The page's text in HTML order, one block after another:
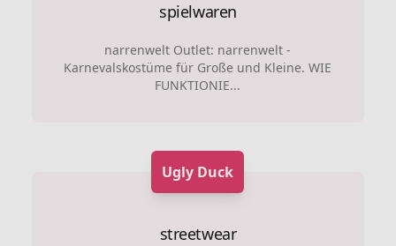
spielwaren
narrenwelt Outlet: narrenwelt -
Karnevalskostüme für Große und Kleine. WIE
FUNKTIONIE...
Ugly Duck
streetwear